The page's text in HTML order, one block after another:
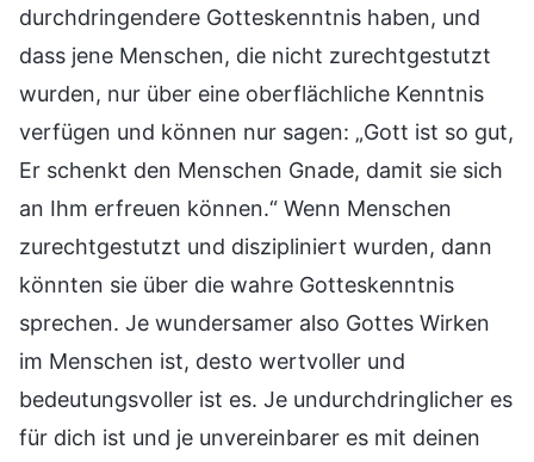
durchdringendere Gotteskenntnis haben, und
dass jene Menschen, die nicht zurechtgestutzt
wurden, nur über eine oberflächliche Kenntnis
verfügen und können nur sagen: „Gott ist so gut,
Er schenkt den Menschen Gnade, damit sie sich
an Ihm erfreuen können.“ Wenn Menschen
zurechtgestutzt und diszipliniert wurden, dann
könnten sie über die wahre Gotteskenntnis
sprechen. Je wundersamer also Gottes Wirken
im Menschen ist, desto wertvoller und
bedeutungsvoller ist es. Je undurchdringlicher es
für dich ist und je unvereinbarer es mit deinen